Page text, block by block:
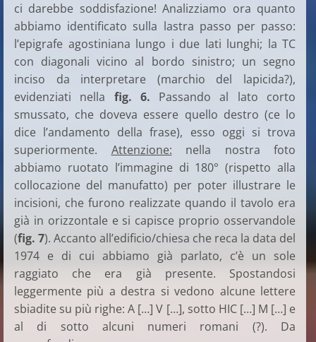
ci darebbe soddisfazione! Analizziamo ora quanto
abbiamo identificato sulla lastra passo per passo:
l’epigrafe agostiniana lungo i due lati lunghi; la TC
con diagonali vicino al bordo sinistro; un segno
inciso da interpretare (marchio del lapicida?),
evidenziati nella fig. 6. Passando al lato corto
smussato, che doveva essere quello destro (ce lo
dice l’andamento della frase), esso oggi si trova
superiormente. Attenzione: nella nostra foto
abbiamo ruotato l’immagine di 180° (rispetto alla
collocazione del manufatto) per poter illustrare le
incisioni, che furono realizzate quando il tavolo era
già in orizzontale e si capisce proprio osservandole
(fig. 7). Accanto all’edificio/chiesa che reca la data del
1974 e di cui abbiamo già parlato, c’è un sole
raggiato che era già presente. Spostandosi
leggermente più a destra si vedono alcune lettere
sbiadite su più righe: A […] V […], sotto HIC […] M […] e
al di sotto alcuni numeri romani (?). Da